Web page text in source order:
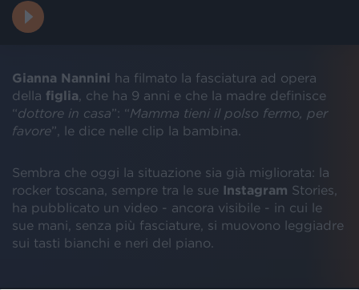
Gianna Nannini ha filmato la fasciatura ad opera
della figlia , che ha 9 anni e che la madre definisce
“dottore in casa”: “Mamma tieni il polso fermo, per
favore”, le dice nelle clip la bambina.
Sembra che oggi la situazione sia già migliorata: la
rocker toscana, sempre tra le sue Instagram Stories,
ha pubblicato un video - ancora visibile - in cui le
sue mani, senza più fasciature, si muovono leggiadre
sui tasti bianchi e neri del piano.